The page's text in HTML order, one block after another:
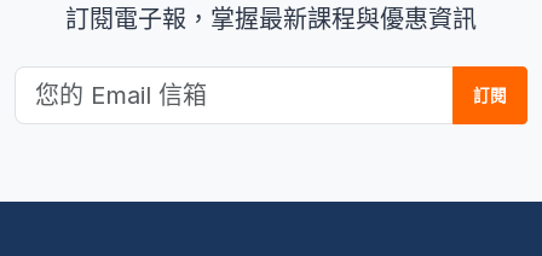
訂閱電子報，掌握最新課程與優惠資訊
訂閱